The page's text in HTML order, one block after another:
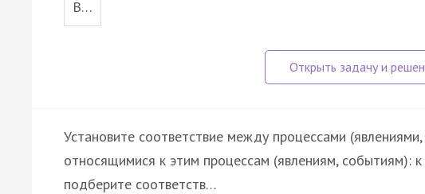
В…
Установите соответствие между процессами
относящимися к этим процессам (явлениям, событиям):
подберите соответств…